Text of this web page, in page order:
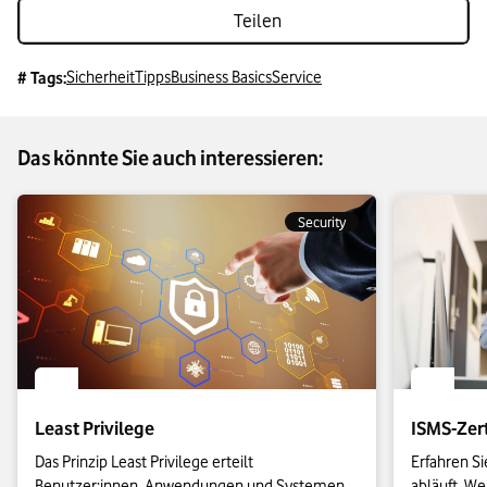
Teilen
# Tags:SicherheitTippsBusiness BasicsService
Das könnte Sie auch interessieren:
Security
Least Privilege
Das Prinzip Least Privilege erteilt
ISMS-
Erfahren